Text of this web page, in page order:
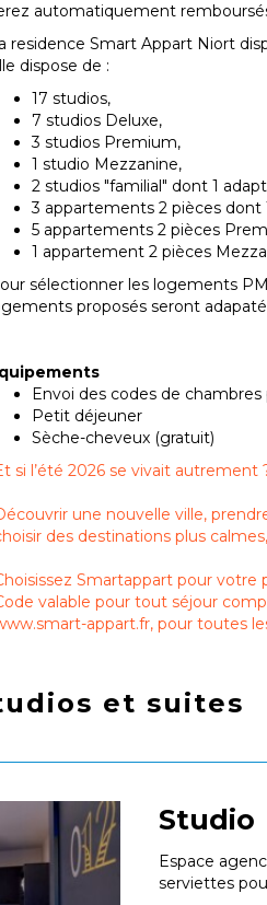
automatiquement
residence Smart Appart Niort
dispose de :
17 studios,
7 studios Deluxe,
3 studios Premium,
1 studio Mezzanine,
2 studios "familial" dont 1
3 appartements 2 pièces dont
5 appartements 2 pièces
1 appartement 2 pièces
sélectionner les logements
proposés seront
Envoi des codes de chambres
Petit déjeuner
Sèche-cheveux (gratuit)
si l’été 2026 se vivait autrement
une nouvelle ville,
des destinations plus
Smartappart pour votre
valable pour tout séjour
appart.fr, pour toutes
et suites
Studio
Espace
serviettes